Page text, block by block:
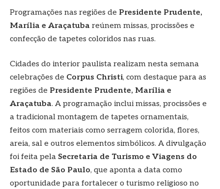
Programações nas regiões de Presidente Prudente,
Marília e Araçatuba reúnem missas, procissões e
confecção de tapetes coloridos nas ruas.
Cidades do interior paulista realizam nesta semana
celebrações de Corpus Christi, com destaque para as
regiões de Presidente Prudente, Marília e
Araçatuba. A programação inclui missas, procissões e
a tradicional montagem de tapetes ornamentais,
feitos com materiais como serragem colorida, flores,
areia, sal e outros elementos simbólicos. A divulgação
foi feita pela Secretaria de Turismo e Viagens do
Estado de São Paulo, que aponta a data como
oportunidade para fortalecer o turismo religioso no